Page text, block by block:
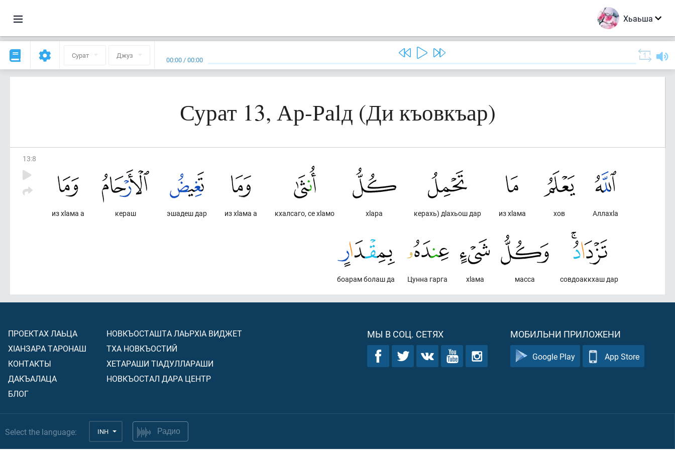
Хьаьша
Сурат Джуз 00:00 /00:00
Сурат 13, Ар-Раlд (Ди къовкъар)
13:8
Аллахlа
хов
из хlама
керахь) дlахьош дар
хlара
кхалсаго, се хlамо
из хlама а
эшадеш дар
кераш
из хlама а
совдоаккхаш дар
масса
хlама
Цунна гарга
боарам болаш да
ПРОЕКТАХ ЛАЬЦА
ХIАНЗАРА ТАРОНАШ
КОНТАКТЫ
ДАКЪАЛАЦА
БЛОГ
НОВКЪОСТАШТА ЛАЬРХIА ВИДЖЕТ
ТХА НОВКЪОСТИЙ
ХЕТАРАШИ ТIАДУЛЛАРАШИ
НОВКЪОСТАЛ ДАРА ЦЕНТР
МЫ В СОЦ. СЕТЯХ МОБИЛЬНИ ПРИЛОЖЕНИ
Google Play App Store
Select the language: INH Радио